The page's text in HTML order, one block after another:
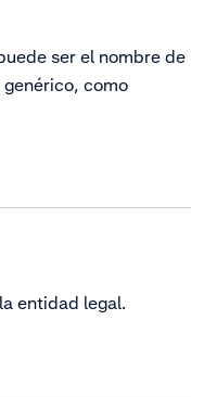
ser el nombre de
como
entidad legal.